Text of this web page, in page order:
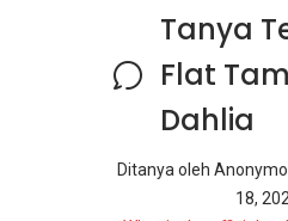
Tanya
Flat
Dahlia
Ditanya oleh
18,